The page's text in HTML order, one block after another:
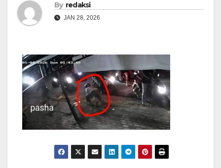
By redaksi
JAN 28, 2026